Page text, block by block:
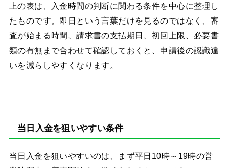
上の表は、入金時間の判断に関わる条件を中心に整理し
たものです。即日という言葉だけを見るのではなく、審
査が始まる時間、請求書の支払期日、初回上限、必要書
類の有無まで合わせて確認しておくと、申請後の認識違
いを減らしやすくなります。
当日入金を狙いやすい条件
当日入金を狙いやすいのは、まず平日10時～19時の営